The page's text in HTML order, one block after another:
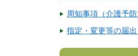
周知事項（介護予防
指定・変更等の届出